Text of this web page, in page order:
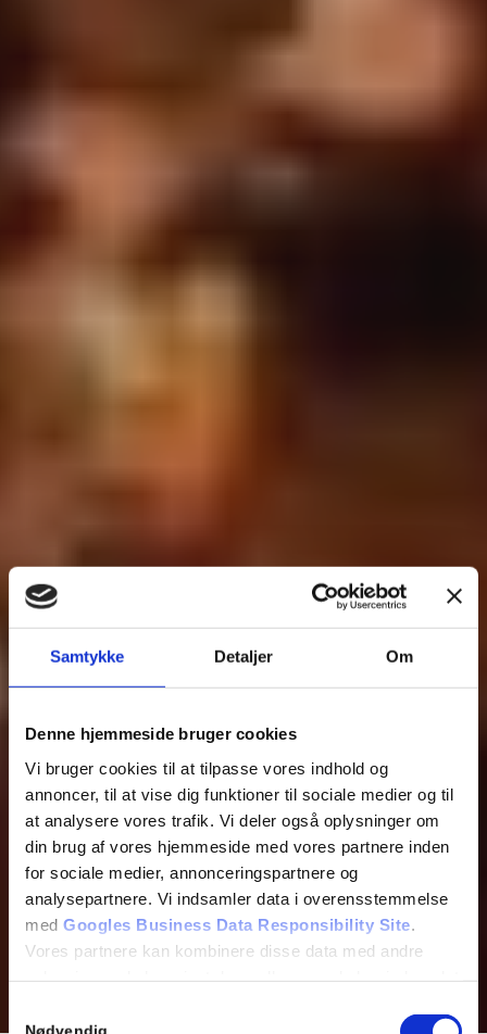
Samtykke Detaljer Om
Denne hjemmeside bruger cookies
Vi bruger cookies til at tilpasse vores indhold og
annoncer, til at vise dig funktioner til sociale medier og til
at analysere vores trafik. Vi deler også oplysninger om
din brug af vores hjemmeside med vores partnere inden
for sociale medier, annonceringspartnere og
analysepartnere. Vi indsamler data i overensstemmelse
med Googles Business Data Responsibility Site
Vores partnere kan kombinere disse data med andre
Se Cookie & Privatlivspolitik